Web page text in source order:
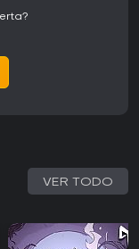
VER TODO